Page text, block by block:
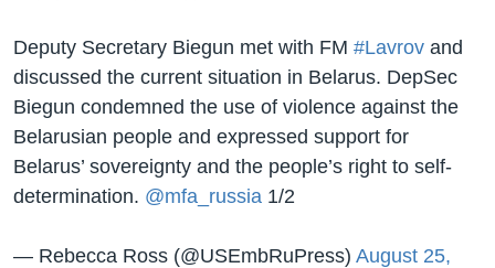
Deputy Secretary Biegun met with FM #Lavrov and
discussed the current situation in Belarus. DepSec
Biegun condemned the use of violence against the
Belarusian people and expressed support for
Belarus’ sovereignty and the people’s right to self-
determination. @mfa_russia 1/2
— Rebecca Ross (@USEmbRuPress) August 25,